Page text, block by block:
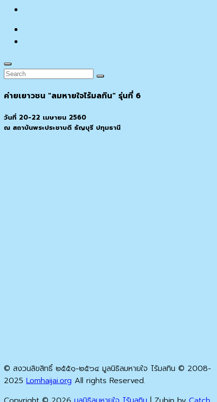
Search
Search
Search
ค่ายเยาวชน "ลมหายใจไร้มลทิน" รุ่นที่ 6
วันที่ 20-22 เมษายน 2560
ณ สถาบันพระประชาบดี ธัญบุรี ปทุมธานี
© สงวนลิขสิทธิ์ ๒๕๕๑-๒๕๖๔ มูลนิธิลมหายใจ ไร้มลทิน © 2008-
2025 Lomhaijai.org All rights Reserved.